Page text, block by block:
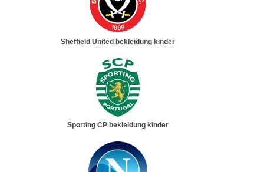
Sheffield United bekleidung kinder
Sporting CP bekleidung kinder